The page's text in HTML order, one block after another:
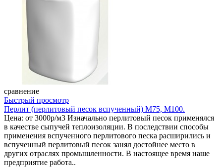
сравнение
Быстрый просмотр
Перлит (перлитовый песок вспученный) М75, М100.
Цена: от 3000р/м3 Изначально перлитовый песок применялся
в качестве сыпучей теплоизоляции. В последствии способы
применения вспученного перлитового песка расширились и
вспученный перлитовый песок занял достойнее место в
других отраслях промышленности. В настоящее время наше
предприятие работа..